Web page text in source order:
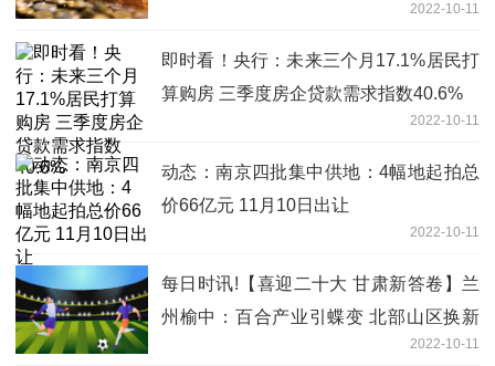
2022-10-11
即时看！央行：未来三个月17.1%居民打
算购房 三季度房企贷款需求指数40.6%
2022-10-11
动态：南京四批集中供地：4幅地起拍总
价66亿元 11月10日出让
2022-10-11
每日时讯!【喜迎二十大 甘肃新答卷】兰
州榆中：百合产业引蝶变 北部山区换新
2022-10-11